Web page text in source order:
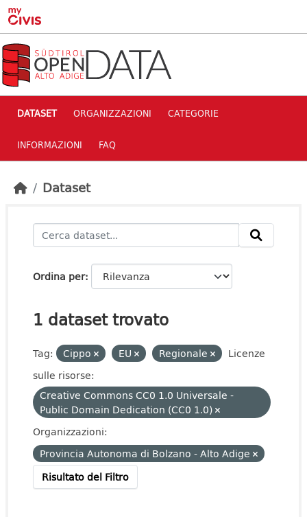
Skip to main content
DATASET ORGANIZZAZIONI CATEGORIE
INFORMAZIONI FAQ
Dataset
Ordina per
1 dataset trovato
Tag: Cippo EU Regionale
Licenze
sulle risorse:
Creative Commons CC0 1.0 Universale -
Public Domain Dedication (CC0 1.0)
Organizzazioni:
Provincia Autonoma di Bolzano - Alto Adige
Risultato del Filtro